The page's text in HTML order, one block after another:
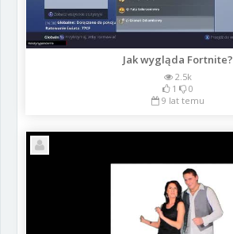
Jak wygląda Fortnite?
2.5k
1
0
9 lat temu